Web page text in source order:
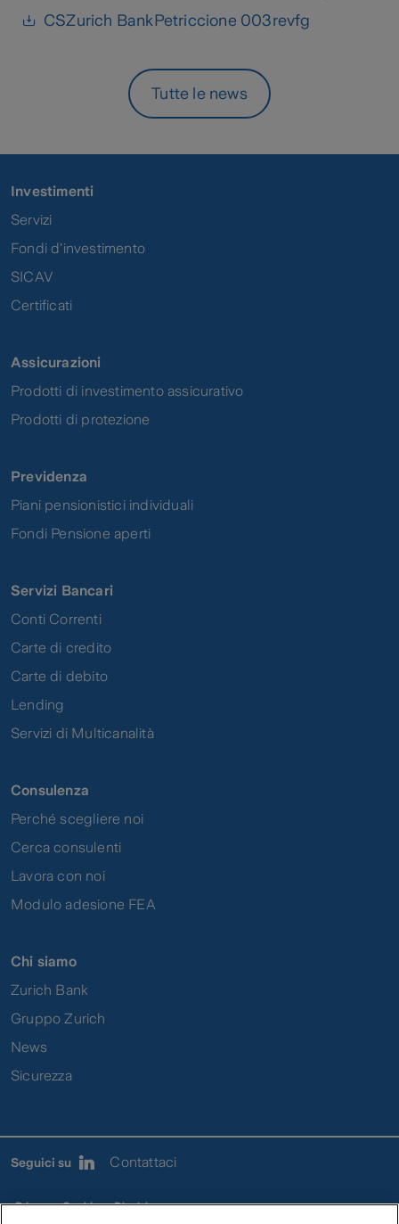
CSZurich BankPetriccione 003revfg
Tutte le news
Investimenti
Servizi
Fondi d'investimento
SICAV
Certificati
Assicurazioni
Prodotti di investimento assicurativo
Prodotti di protezione
Previdenza
Piani pensionistici individuali
Fondi Pensione aperti
Servizi Bancari
Conti Correnti
Carte di credito
Carte di debito
Lending
Servizi di Multicanalità
Consulenza
Perché scegliere noi
Cerca consulenti
Lavora con noi
Modulo adesione FEA
Chi siamo
Zurich Bank
Gruppo Zurich
News
Sicurezza
Seguici su Contattaci
Privacy Cookies
Disclaimer